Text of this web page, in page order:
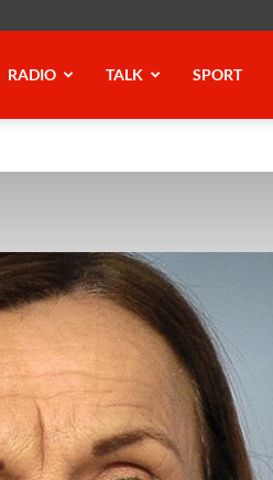
RADIO TALK SPORT